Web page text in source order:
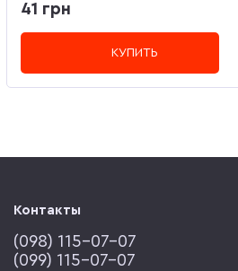
41 грн
КУПИТЬ
Контакты
(‎098) 115-07-07
(‎099) 115-07-07